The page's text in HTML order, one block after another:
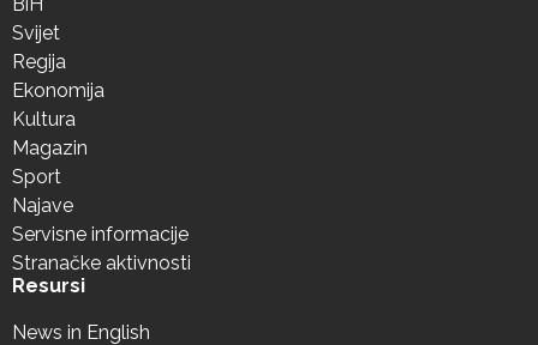
Svijet
Regija
Ekonomija
Kultura
Magazin
Sport
Najave
Servisne informacije
Stranačke aktivnosti
Resursi
News in English